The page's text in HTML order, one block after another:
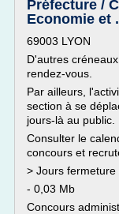
Préfecture /
Economie et
69003 LYON
D'autres
rendez-vous.
Par ailleurs,
section à se
jours-là au public.
Consulter le
concours et
> Jours
- 0,03 Mb
Concours